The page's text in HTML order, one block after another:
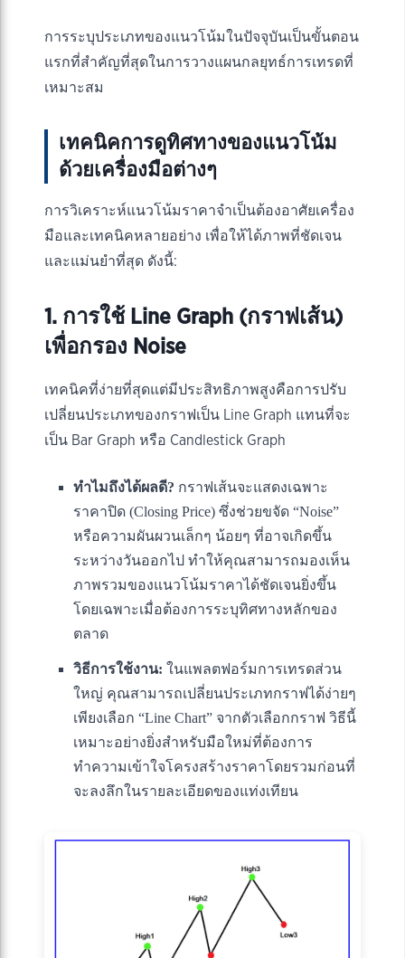
การระบุประเภทของแนวโน้มในปัจจุบันเป็นขั้นตอน
แรกที่สำคัญที่สุดในการวางแผนกลยุทธ์การเทรดที่
เหมาะสม
เทคนิคการดูทิศทางของแนวโน้ม
ด้วยเครื่องมือต่างๆ
การวิเคราะห์แนวโน้มราคาจำเป็นต้องอาศัยเครื่อง
มือและเทคนิคหลายอย่าง เพื่อให้ได้ภาพที่ชัดเจน
และแม่นยำที่สุด ดังนี้:
1. การใช้ Line Graph (กราฟเส้น)
เพื่อกรอง Noise
เทคนิคที่ง่ายที่สุดแต่มีประสิทธิภาพสูงคือการปรับ
เปลี่ยนประเภทของกราฟเป็น Line Graph แทนที่จะ
เป็น Bar Graph หรือ Candlestick Graph
ทำไมถึงได้ผลดี? กราฟเส้นจะแสดงเฉพาะ
ราคาปิด (Closing Price) ซึ่งช่วยขจัด “Noise”
หรือความผันผวนเล็กๆ น้อยๆ ที่อาจเกิดขึ้น
ระหว่างวันออกไป ทำให้คุณสามารถมองเห็น
ภาพรวมของแนวโน้มราคาได้ชัดเจนยิ่งขึ้น
โดยเฉพาะเมื่อต้องการระบุทิศทางหลักของ
ตลาด
วิธีการใช้งาน: ในแพลตฟอร์มการเทรดส่วน
ใหญ่ คุณสามารถเปลี่ยนประเภทกราฟได้ง่ายๆ
เพียงเลือก “Line Chart” จากตัวเลือกกราฟ วิธีนี้
เหมาะอย่างยิ่งสำหรับมือใหม่ที่ต้องการ
ทำความเข้าใจโครงสร้างราคาโดยรวมก่อนที่
จะลงลึกในรายละเอียดของแท่งเทียน